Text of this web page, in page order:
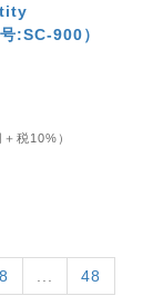
:SC-900）
税10%）
8 48